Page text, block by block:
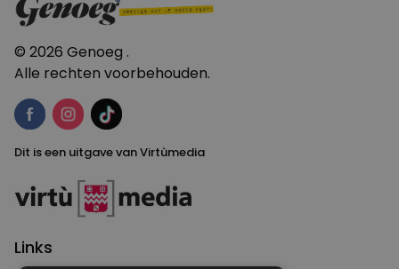
© 2026 Genoeg .
Alle rechten voorbehouden.
Dit is een uitgave van Virtùmedia
Links